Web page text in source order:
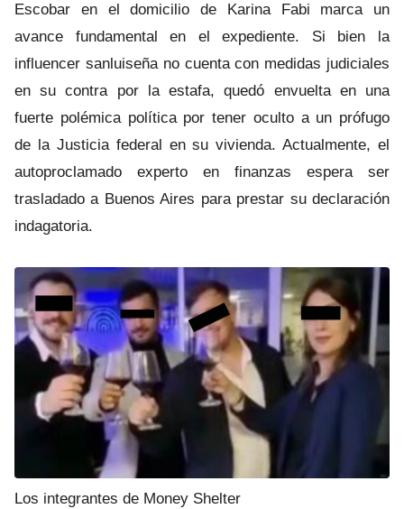
Escobar en el domicilio de Karina Fabi marca un
avance fundamental en el expediente. Si bien la
influencer sanluiseña no cuenta con medidas judiciales
en su contra por la estafa, quedó envuelta en una
fuerte polémica política por tener oculto a un prófugo
de la Justicia federal en su vivienda. Actualmente, el
autoproclamado experto en finanzas espera ser
trasladado a Buenos Aires para prestar su declaración
indagatoria.
Los integrantes de Money Shelter